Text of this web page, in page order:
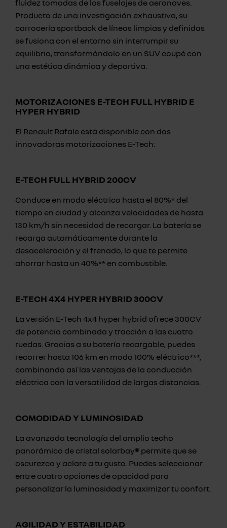
fluidez tomadas de los fuselajes de aeronaves.
Producto de una investigación exhaustiva, su
carrocería sportback de líneas limpias y definidas
se fusiona con el entorno sin interrumpir su
equilibrio, transformándolo en un SUV coupé con
una estética dinámica y deportiva.
MOTORIZACIONES E-TECH FULL HYBRID E
HYPER HYBRID
El Renault Rafale está disponible con dos
innovadoras motorizaciones E-Tech:
E-TECH FULL HYBRID 200CV
Conduce en modo eléctrico hasta el 80%* del
tiempo en ciudad y alcanza velocidades de hasta
130 km/h sin necesidad de recargar. La batería se
recarga automáticamente durante la
desaceleración y el frenado, lo que te permite
ahorrar hasta un 40%** en combustible.
E-TECH 4X4 HYPER HYBRID 300CV
La versión E-Tech 4x4 hyper hybrid ofrece 300CV
de potencia combinada y tracción a las cuatro
ruedas. Gracias a su batería recargable, puedes
recorrer hasta 106 km en modo 100% eléctrico***,
combinando así las ventajas de la conducción
eléctrica con la versatilidad de largas distancias.
COMODIDAD Y LUMINOSIDAD
La avanzada tecnología del amplio techo
panorámico de cristal solarbay® permite que se
oscurezca y aclare a tu gusto. Puedes seleccionar
entre cuatro opciones de opacidad para
personalizar la luminosidad y maximizar tu confort.
AGILIDAD Y ESTABILIDAD